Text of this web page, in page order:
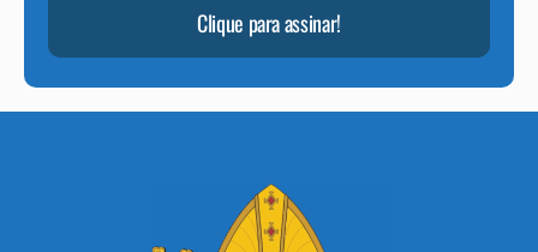
Clique para assinar!